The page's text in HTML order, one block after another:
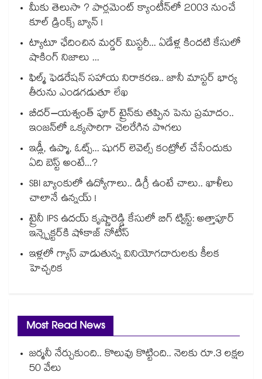
మీకు తెలుసా ? పార్లమెంట్ క్యాంటీన్⁪లో 2003 నుంచే
కూల్ డ్రింక్స్ బ్యాన్ !
ట్యాటూ ఛేదించిన మర్డర్ మిస్టరీ... ఏడేళ్ల కిందటి కేసులో
షాకింగ్ నిజాలు ...
ఫిల్మ్ ఫెడరేషన్ సహాయ నిరాకరణ.. జానీ మాస్టర్ భార్య
తీరును ఎండగడుతూ లేఖ
బీదర్–యశ్వంత్ పూర్ ట్రైన్‎కు తప్పిన పెను ప్రమాదం..
ఇంజన్‎లో ఒక్కసారిగా చెలరేగిన పొగలు
ఇడ్లీ, ఉప్మా, ఓట్స్... షుగర్ లెవెల్స్ కంట్రోల్ చేసేందుకు
ఏది బెస్ట్ అంటే...?
SBI బ్యాంకులో ఉద్యోగాలు.. డిగ్రీ ఉంటే చాలు.. ఖాళీలు
చాలానే ఉన్నయ్ !
ట్రైనీ IPS ఉదయ్ కృష్ణారెడ్డి కేసులో బిగ్ ట్విస్ట్: అత్తాపూర్
ఇన్స్పెక్టర్‎కి షోకాజ్ నోటీస్
ఇళ్లలో గ్యాస్ వాడుతున్న వినియోగదారులకు కీలక
హెచ్చరిక
Most Read News
జర్మనీ నేర్చుకుంది.. కొలువు కొట్టింది.. నెలకు రూ.3 లక్షల
50 వేలు